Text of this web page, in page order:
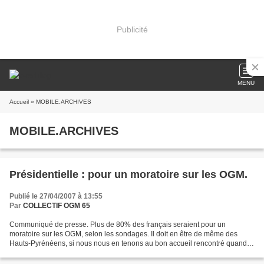
Publicité
MENU
Accueil » MOBILE.ARCHIVES
MOBILE.ARCHIVES
Présidentielle : pour un moratoire sur les OGM.
Publié le 27/04/2007 à 13:55
Par COLLECTIF OGM 65
Communiqué de presse. Plus de 80% des français seraient pour un
moratoire sur les OGM, selon les sondages. Il doit en être de même des
Hauts-Pyrénéens, si nous nous en tenons au bon accueil rencontré quand